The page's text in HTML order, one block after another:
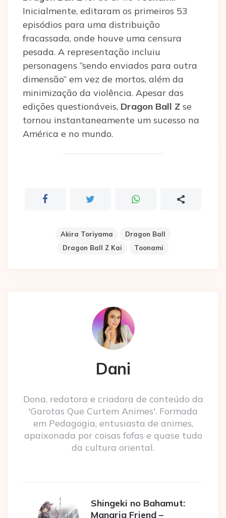
Inicialmente, editaram os primeiros 53
episódios para uma distribuição
fracassada, onde houve uma censura
pesada. A representação incluiu
personagens “sendo enviados para outra
dimensão” em vez de mortos, além da
minimização da violência. Apesar das
edições questionáveis, Dragon Ball Z se
tornou instantaneamente um sucesso na
América e no mundo.
Akira Toriyama
Dragon Ball
Dragon Ball Z Kai
Toonami
Dani
Dona, redatora e criadora de conteúdo da
'Garotas Que Curtem Animes'. Formada
em Pedagogia, entusiasta de animes,
apaixonada por coisas fofas e quase tudo
da cultura oriental.
Shingeki no Bahamut:
Manaria Friend –